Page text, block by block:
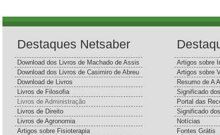
Destaques Netsaber
Download dos Livros de Machado de Assis
Download dos Livros de Casimiro de Abreu
Download de Livros
Livros de Filosofia
Livros de Administração
Livros de Direito
Livros de Agronomia
Artigos sobre Fisioterapia
Artigos sobre
Artigos sobre
Resumo de A
Significado
Portal das
Significado
Notícias
Fontes Grátis